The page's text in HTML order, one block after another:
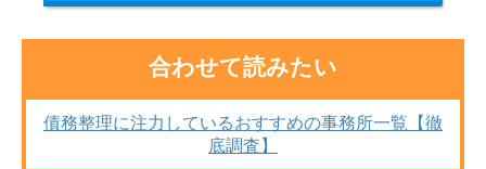
合わせて読みたい
債務整理に注力しているおすすめの事務所一覧【徹
底調査】